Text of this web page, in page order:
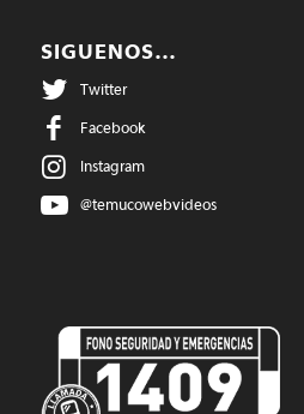
SIGUENOS…
Twitter
Facebook
Instagram
@temucowebvideos